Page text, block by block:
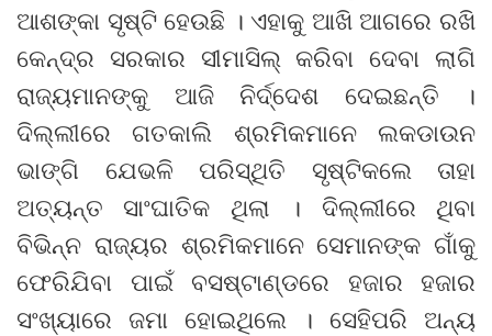
ଆଶଙ୍କା ସୃଷ୍ଟି ହେଉଛି । ଏହାକୁ ଆଖି ଆଗରେ ରଖି
କେନ୍ଦ୍ର ସରକାର ସୀମାସିଲ୍ କରିବା ଦେବା ଲାଗି
ରାଜ୍ୟମାନଙ୍କୁ ଆଜି ନିର୍ଦ୍ଦେଶ ଦେଇଛନ୍ତି ।
ଦିଲ୍ଲୀରେ ଗତକାଲି ଶ୍ରମିକମାନେ ଲକଡାଉନ
ଭାଙ୍ଗି ଯେଭଳି ପରିସ୍ଥିତି ସୃଷ୍ଟିକଲେ ତାହା
ଅତ୍ୟନ୍ତ ସାଂଘାତିକ ଥିଲା । ଦିଲ୍ଲୀରେ ଥିବା
ବିଭିନ୍ନ ରାଜ୍ୟର ଶ୍ରମିକମାନେ ସେମାନଙ୍କ ଗାଁକୁ
ଫେରିଯିବା ପାଇଁ ବସଷ୍ଟାଣ୍ଡରେ ହଜାର ହଜାର
ସଂଖ୍ୟାରେ ଜମା ହୋଇଥିଲେ । ସେହିପରି ଅନ୍ୟ